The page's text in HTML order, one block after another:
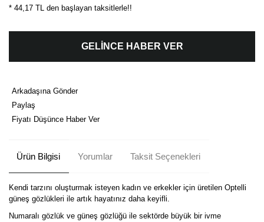
* 44,17 TL den başlayan taksitlerle!!
GELİNCE HABER VER
Arkadaşına Gönder
Paylaş
Fiyatı Düşünce Haber Ver
Ürün Bilgisi Yorumlar Taksit Seçenekleri
Kendi tarzını oluşturmak isteyen kadın ve erkekler için üretilen Optelli
güneş gözlükleri ile artık hayatınız daha keyifli.
Numaralı gözlük ve güneş gözlüğü ile sektörde büyük bir ivme